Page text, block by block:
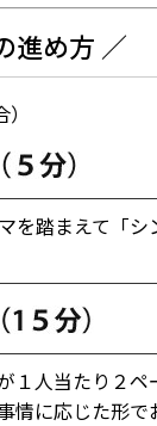
進め方 ／
を踏まえて「
１人当たり２
に応じた形で